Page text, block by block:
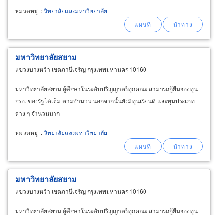
หมวดหมู่ :วิทยาลัยและมหาวิทยาลัย
มหาวิทยาลัยสยาม
แขวงบางหว้า เขตภาษีเจริญ กรุงเทพมหานคร 10160
มหาวิทยาลัยสยาม ผู้ศึกษาในระดับปริญญาตรีทุกคณะ สามารถกู้ยืมกองทุน
กรอ. ของรัฐได้เต็ม ตามจำนวน นอกจากนั้นยังมีทุนเรียนดี และทุนประเภท
ต่าง ๆ จำนวนมาก
หมวดหมู่ :วิทยาลัยและมหาวิทยาลัย
มหาวิทยาลัยสยาม
แขวงบางหว้า เขตภาษีเจริญ กรุงเทพมหานคร 10160
มหาวิทยาลัยสยาม ผู้ศึกษาในระดับปริญญาตรีทุกคณะ สามารถกู้ยืมกองทุน